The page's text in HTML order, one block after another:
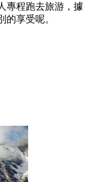
專程跑去旅游，據
享受呢。